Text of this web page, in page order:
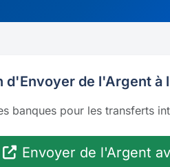
d'Envoyer de l'Argent à
banques pour les transferts
Envoyer de l'Argent